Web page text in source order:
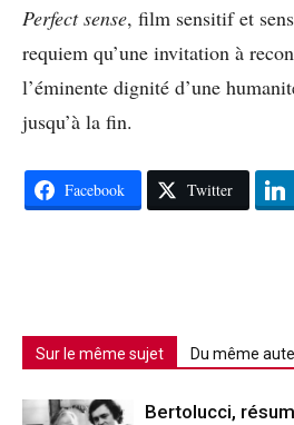
Perfect sense, film sensitif et
requiem qu’une invitation à
l’éminente dignité d’une
jusqu’à la fin.
Facebook Twitter
Sur le même sujet Du même
Bertolucci,